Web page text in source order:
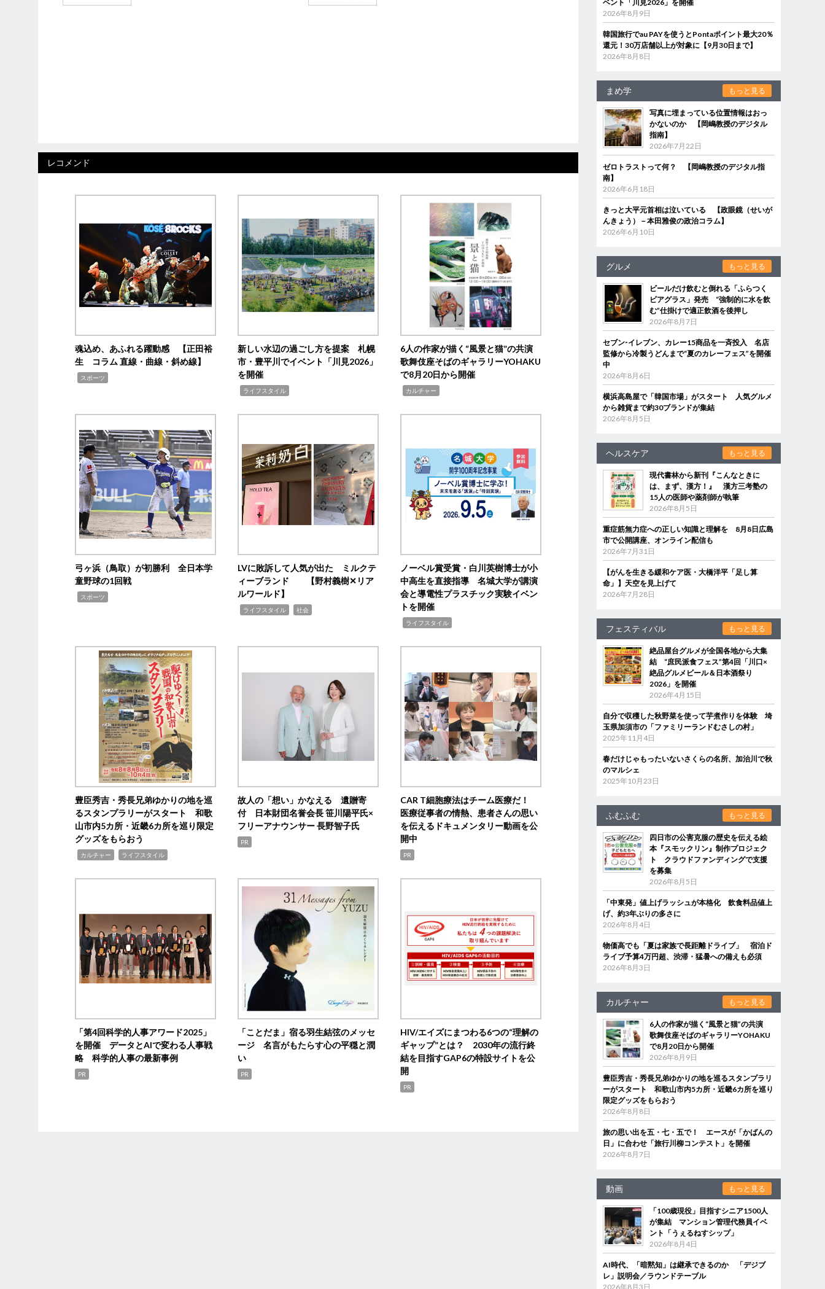
レコメンド
魂込め、あふれる躍動感 【正田裕
生 コラム 直線・曲線・斜め線】
スポーツ
新しい水辺の過ごし方を提案 札幌
市・豊平川でイベント「川見2026」
を開催
ライフスタイル
6人の作家が描く“風景と猫”の共演
歌舞伎座そばのギャラリーYOHAKU
で8月20日から開催
カルチャー
弓ヶ浜（鳥取）が初勝利 全日本学
童野球の1回戦
スポーツ
LVに敗訴して人気が出た ミルクテ
ィーブランド 【野村義樹✕リア
ルワールド】
ライフスタイル 社会
ノーベル賞受賞・白川英樹博士が小
中高生を直接指導 名城大学が講演
会と導電性プラスチック実験イベン
トを開催
ライフスタイル
豊臣秀吉・秀長兄弟ゆかりの地を巡
るスタンプラリーがスタート 和歌
山市内5カ所・近畿6カ所を巡り限定
グッズをもらおう
カルチャー ライフスタイル
故人の「想い」かなえる 遺贈寄
付 日本財団名誉会長 笹川陽平氏×
フリーアナウンサー 長野智子氏
PR
CAR T細胞療法はチーム医療だ！
医療従事者の情熱、患者さんの思い
を伝えるドキュメンタリー動画を公
開中
PR
「第4回科学的人事アワード2025」
を開催 データとAIで変わる人事戦
略 科学的人事の最新事例
PR
「ことだま」宿る羽生結弦のメッセ
ージ 名言がもたらす心の平穏と潤
い
PR
HIV/エイズにまつわる6つの“理解の
ギャップ”とは？ 2030年の流行終
結を目指すGAP6の特設サイトを公
開
PR
ベント「川見2026」を開催
2026年8月9日
韓国旅行でau PAYを使うとPontaポイント最大20％
還元！30万店舗以上が対象に【9月30日まで】
2026年8月8日
まめ学 もっと見る
写真に埋まっている位置情報はおっ
かないのか 【岡嶋教授のデジタル
指南】
2026年7月22日
ゼロトラストって何？ 【岡嶋教授のデジタル指
南】
2026年6月18日
きっと大平元首相は泣いている 【政眼鏡（せいが
んきょう）－本田雅俊の政治コラム】
2026年6月10日
グルメ もっと見る
ビールだけ飲むと倒れる「ふらつく
ビアグラス」発売 “強制的に水を飲
む”仕掛けで適正飲酒を後押し
2026年8月7日
セブン‐イレブン、カレー15商品を一斉投入 名店
監修から冷製うどんまで“夏のカレーフェス”を開催
中
2026年8月6日
横浜高島屋で「韓国市場」がスタート 人気グルメ
から雑貨まで約30ブランドが集結
2026年8月5日
ヘルスケア もっと見る
現代書林から新刊『こんなときに
は、まず、漢方！』 漢方三考塾の
15人の医師や薬剤師が執筆
2026年8月5日
重症筋無力症への正しい知識と理解を 8月8日広島
市で公開講座、オンライン配信も
2026年7月31日
【がんを生きる緩和ケア医・大橋洋平「足し算
命」】天空を見上げて
2026年7月28日
フェスティバル もっと見る
絶品屋台グルメが全国各地から大集
結 “庶民派食フェス”第4回「川口×
絶品グルメビール＆日本酒祭り
2026」を開催
2026年4月15日
自分で収穫した秋野菜を使って芋煮作りを体験 埼
玉県加須市の「ファミリーランドむさしの村」
2025年11月4日
春だけじゃもったいないさくらの名所、加治川で秋
のマルシェ
2025年10月23日
ふむふむ もっと見る
四日市の公害克服の歴史を伝える絵
本『スモックリン』制作プロジェク
ト クラウドファンディングで支援
を募集
2026年8月5日
「中東発」値上げラッシュが本格化 飲食料品値上
げ、約3年ぶりの多さに
2026年8月4日
物価高でも「夏は家族で長距離ドライブ」 宿泊ド
ライブ予算4万円超、渋滞・猛暑への備えも必須
2026年8月3日
カルチャー もっと見る
6人の作家が描く“風景と猫”の共演
歌舞伎座そばのギャラリーYOHAKU
で8月20日から開催
2026年8月9日
豊臣秀吉・秀長兄弟ゆかりの地を巡るスタンプラリ
ーがスタート 和歌山市内5カ所・近畿6カ所を巡り
限定グッズをもらおう
2026年8月8日
旅の思い出を五・七・五で！ エースが「かばんの
日」に合わせ「旅行川柳コンテスト」を開催
2026年8月7日
動画 もっと見る
「100歳現役」目指すシニア1500人
が集結 マンション管理代務員イベ
ント「うぇるねすシップ」
2026年8月4日
AI時代、「暗黙知」は継承できるのか 「デジブ
レ」説明会／ラウンドテーブル
2026年8月3日